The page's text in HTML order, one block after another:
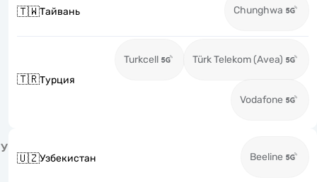
🇹🇼Тайвань Chunghwa
🇹🇷Турция
Turkcell Türk Telekom (Avea)
Vodafone
У
🇺🇿Узбекистан Beeline